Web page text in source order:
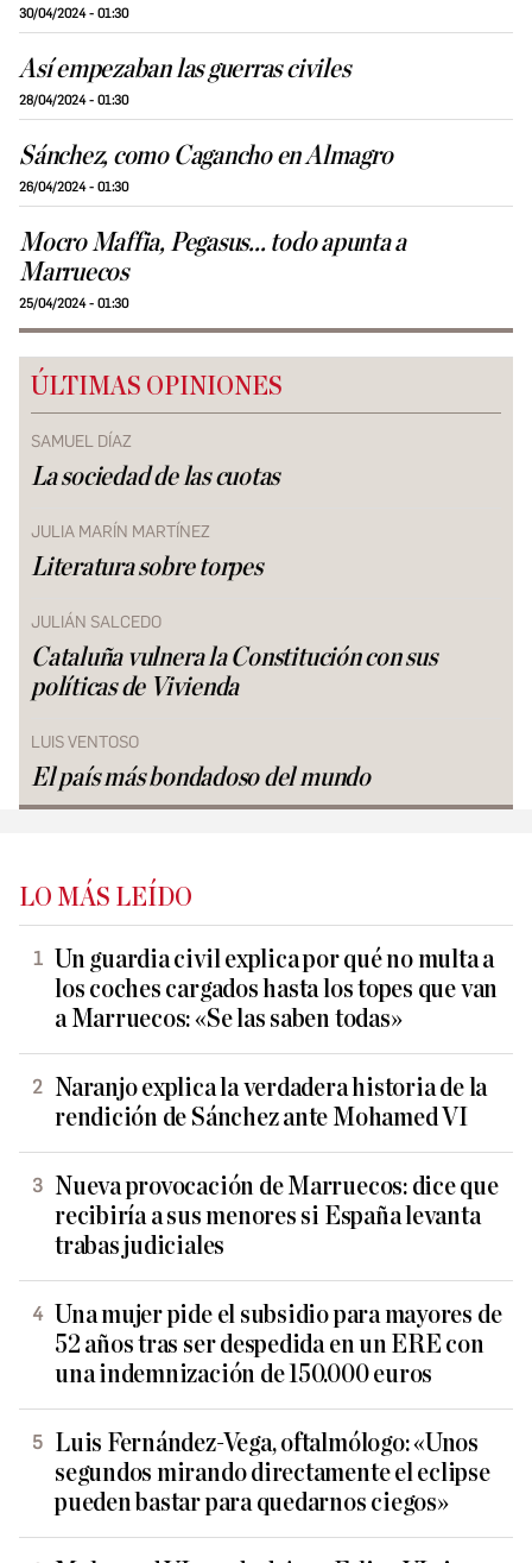
30/04/2024 - 01:30
Así empezaban las guerras civiles
28/04/2024 - 01:30
Sánchez, como Cagancho en Almagro
26/04/2024 - 01:30
Mocro Maffia, Pegasus... todo apunta a
Marruecos
25/04/2024 - 01:30
ÚLTIMAS OPINIONES
SAMUEL DÍAZ
La sociedad de las cuotas
JULIA MARÍN MARTÍNEZ
Literatura sobre torpes
JULIÁN SALCEDO
Cataluña vulnera la Constitución con sus
políticas de Vivienda
LUIS VENTOSO
El país más bondadoso del mundo
LO MÁS LEÍDO
Un guardia civil explica por qué no multa a
los coches cargados hasta los topes que van
a Marruecos: «Se las saben todas»
Naranjo explica la verdadera historia de la
rendición de Sánchez ante Mohamed VI
Nueva provocación de Marruecos: dice que
recibiría a sus menores si España levanta
trabas judiciales
Una mujer pide el subsidio para mayores de
52 años tras ser despedida en un ERE con
una indemnización de 150.000 euros
Luis Fernández-Vega, oftalmólogo: «Unos
segundos mirando directamente el eclipse
pueden bastar para quedarnos ciegos»